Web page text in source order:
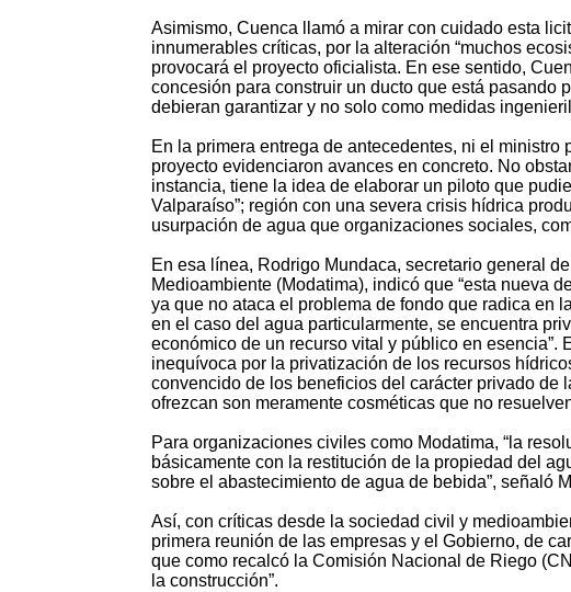
Asimismo, Cuenca llamó a mirar con cuidado esta
innumerables críticas, por la alteración “muchos
provocará el proyecto oficialista. En ese sentido,
concesión para construir un ducto que está pasando
debieran garantizar y no solo como medidas
En la primera entrega de antecedentes, ni el
proyecto evidenciaron avances en concreto. No
instancia, tiene la idea de elaborar un piloto que
Valparaíso”; región con una severa crisis hídrica
usurpación de agua que organizaciones sociales,
En esa línea, Rodrigo Mundaca, secretario general
Medioambiente (Modatima), indicó que “esta nueva
ya que no ataca el problema de fondo que radica en
en el caso del agua particularmente, se encuentra
económico de un recurso vital y público en esencia”.
inequívoca por la privatización de los recursos
convencido de los beneficios del carácter privado
ofrezcan son meramente cosméticas que no
Para organizaciones civiles como Modatima, “la
básicamente con la restitución de la propiedad del
sobre el abastecimiento de agua de bebida”, señaló
Así, con críticas desde la sociedad civil y
primera reunión de las empresas y el Gobierno, de
que como recalcó la Comisión Nacional de Riego
la construcción”.